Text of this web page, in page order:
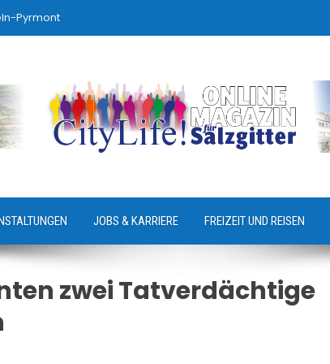
Pyrmont
JOBS & KARRIERE FREIZEIT UND REISEN
zwei Tatverdächtige